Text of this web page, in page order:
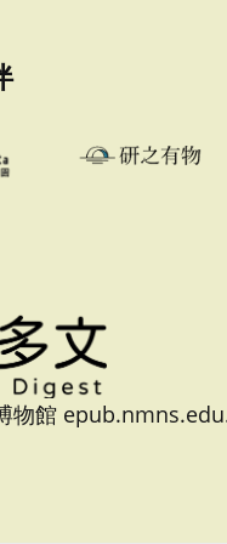
物館